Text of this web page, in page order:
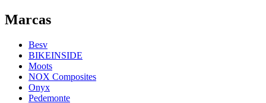
Marcas
Besv
BIKEINSIDE
Moots
NOX Composites
Onyx
Pedemonte